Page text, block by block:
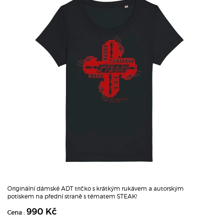
Originální dámské ADT tričko s krátkým rukávem a autorským
potiskem na přední straně s tématem STEAK!
Cena : 990 Kč